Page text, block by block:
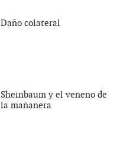
Daño colateral
Sheinbaum y el veneno de
la mañanera